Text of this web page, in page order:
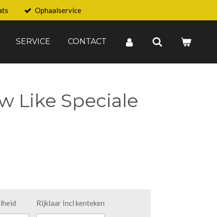
Ophaalservice
SERVICE CONTACT
Like Speciale
Rijklaar Incl kenteken